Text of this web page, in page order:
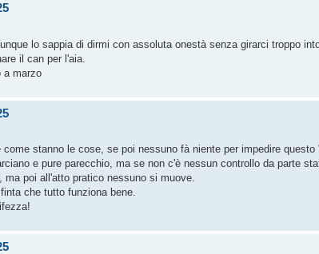
lo sappia di dirmi con assoluta onestà senza girarci troppo
il can per l'aia.
a marzo
stanno le cose, se poi nessuno fà niente per impedire
e pure parecchio, ma se non c'è nessun controllo da parte
poi all'atto pratico nessuno si muove.
che tutto funziona bene.